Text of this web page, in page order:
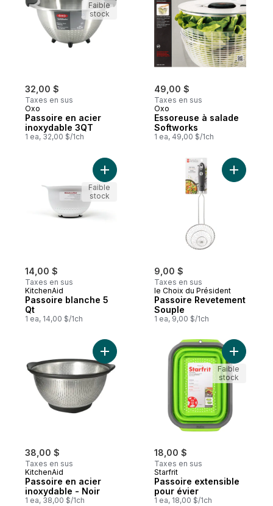
32,00 $
Taxes en sus
Oxo
Passoire en acier
inoxydable 3QT
1 ea, 32,00 $/1ch
Faible
stock
49,00 $
Taxes en sus
Oxo
Essoreuse à salade
Softworks
1 ea, 49,00 $/1ch
14,00 $
Taxes en sus
KitchenAid
Passoire blanche 5
Qt
1 ea, 14,00 $/1ch
Ajouter Passoire blanche 5 Qt au panier
Faible
stock
9,00 $
Taxes en sus
le Choix du Président
Passoire Revetement
Souple
1 ea, 9,00 $/1ch
Ajouter
38,00 $
Taxes en sus
KitchenAid
Passoire en acier
inoxydable - Noir
1 ea, 38,00 $/1ch
Ajouter Passoire en acier inoxydable -
18,00 $
Taxes en sus
Starfrit
Passoire extensible
pour évier
1 ea, 18,00 $/1ch
Ajouter
Faible
stock